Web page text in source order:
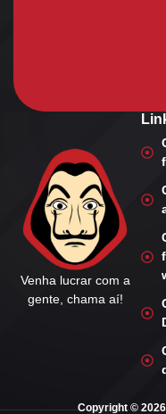
Venha lucrar com a
gente, chama aí!
Copyright ©